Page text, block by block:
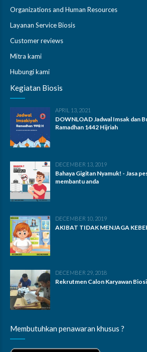
Organizations and Human Resources
Layanan Service Biosis
Customer reviews
Mitra kami
Hubungi kami
Kegiatan Biosis
APRIL 13, 2021
DOWNLOAD Jadwal Imsak dan
Ramadhan 1442 Hijriah
DECEMBER 13, 2019
Bahaya Gigitan Nyamuk! - Jasa
membantu anda
DECEMBER 10, 2019
AKIBAT TIDAK MENJAGA
DECEMBER 29, 2018
Rekrutmen Calon Karyawan
Membutuhkan penawaran khusus ?